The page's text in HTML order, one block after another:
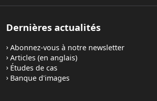
Dernières actualités
Abonnez-vous à notre newsletter
Articles (en anglais)
Études de cas
Banque d'images